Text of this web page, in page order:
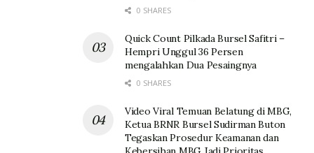
0 SHARES
Quick Count Pilkada Bursel Safitri –
Hempri Unggul 36 Persen
mengalahkan Dua Pesaingnya
0 SHARES
Video Viral Temuan Belatung di MBG,
Ketua BRNR Bursel Sudirman Buton
Tegaskan Prosedur Keamanan dan